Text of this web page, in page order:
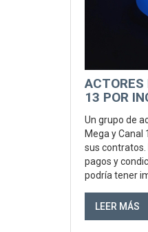
ACTORES
13 POR
Un grupo de
Mega y Canal
sus
pagos y
podría tener
LEER MÁS